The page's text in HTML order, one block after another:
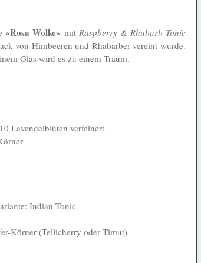
«Rosa Wolke» mit Raspberry & Rhubarb Tonic
von Himbeeren und Rhabarber vereint wurde.
Glas wird es zu einem Traum.
Lavendelblüten verfeinert
Indian Tonic
Körner (Tellicherry oder Timut)